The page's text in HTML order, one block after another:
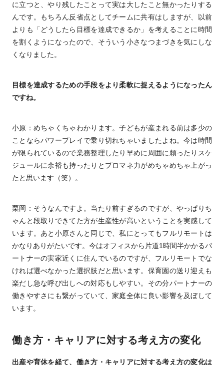
に立つと、やり残したことって実は大したこと無かったりする
んです。もちろん反省点としてチームに共有はしますが、以前
よりも「どうしたら目標を達成できるか」を考えることに時間
を割くようになったので、そういう小さなつまづきを気にしな
くなりました。
目標を達成するための手段をより柔軟に捉えるようになったん
ですね。
小原：めちゃくちゃわかります。子どもが産まれる前は多少の
ことならパワープレイで乗り切れちゃいましたよね。今は時間
が限られているので業務整理したり早めに周囲に頼ったりスケ
ジュールに余裕も持ったりとプロマネ力がめちゃめちゃ上がっ
たと思います（笑）。
栗岡：そうなんですよ。当たり前すぎるのですが、やっぱりち
ゃんと段取りできてた方が生産性が高いということを実感して
います。あと小原さんと同じで、私にとってもフルリモートは
かなりありがたいです。今はオフィスから片道1時間半かかるパ
ートナーの実家近くに住んでいるのですが、フルリモートでな
ければ選べなかった選択肢だと思います。保育園の送り迎えも
楽だし急な呼び出しへの対応もしやすい。その分パートナーの
働きやすさにも繋がっていて、家庭全体に良い影響を及ぼして
います。
働き方・キャリアに対する考え方の変化
出産や育休を経て、働き方・キャリアに対する考え方の変化は